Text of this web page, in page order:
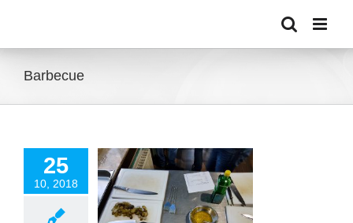
Barbecue
25
10, 2018
ein Grillseminar